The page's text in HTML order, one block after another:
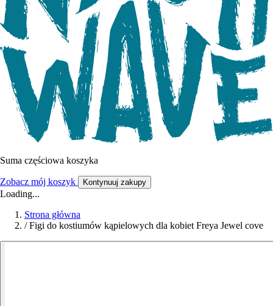
Suma częściowa koszyka
Zobacz mój koszyk Kontynuuj zakupy
Loading...
Strona główna
/ Figi do kostiumów kąpielowych dla kobiet Freya Jewel cove